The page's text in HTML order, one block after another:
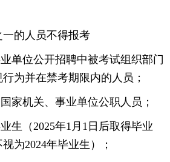
一的人员不得报考
单位公开招聘中被考试组织部门
为并在禁考期限内的人员；
家机关、事业单位公职人员；
生（2025年1月1日后取得毕业
为2024年毕业生）；